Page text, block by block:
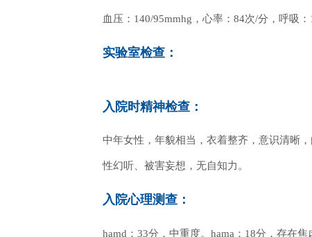
血压：140/95mmhg，心率：84次/分，呼吸
实验室检查：
入院时精神检查：
中年女性，年貌相当，衣着整齐，意识清晰
性幻听、被害妄想，无自知力。
入院心理测查：
hamd：33分，中重度。hama：18分，存在